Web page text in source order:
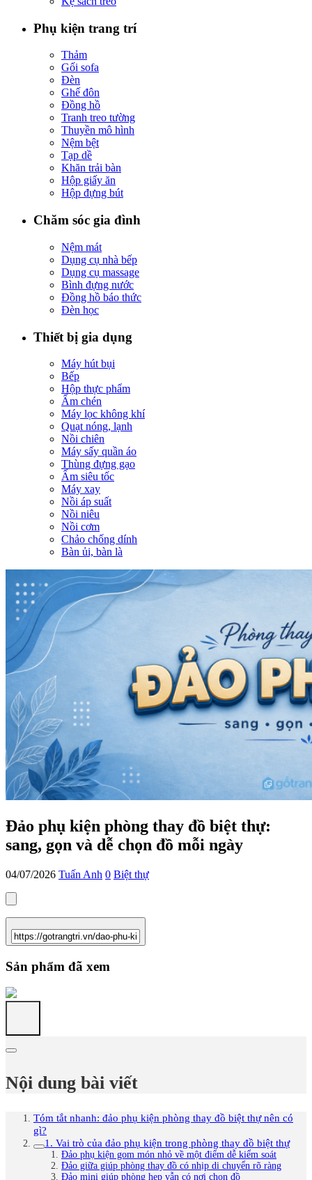
Phụ kiện trang trí
Thảm
Gối sofa
Đèn
Ghế đôn
Đồng hồ
Tranh treo tường
Thuyền mô hình
Nệm bệt
Tạp dề
Khăn trải bàn
Hộp giấy ăn
Hộp đựng bút
Chăm sóc gia đình
Nệm mát
Dụng cụ nhà bếp
Dụng cụ massage
Bình đựng nước
Đồng hồ báo thức
Đèn học
Thiết bị gia dụng
Máy hút bụi
Bếp
Hộp thực phẩm
Ấm chén
Máy lọc không khí
Quạt nóng, lạnh
Nồi chiên
Máy sấy quần áo
Thùng đựng gạo
Ấm siêu tốc
Máy xay
Nồi áp suất
Nồi niêu
Nồi cơm
Chảo chống dính
Bàn ủi, bàn là
Đảo phụ kiện phòng thay đồ biệt thự:
sang, gọn và dễ chọn đồ mỗi ngày
04/07/2026 Tuấn Anh 0 Biệt thự
Sản phẩm đã xem
Nội dung bài viết
Tóm tắt nhanh: đảo phụ kiện phòng thay đồ biệt thự nên có
gì?
1. Vai trò của đảo phụ kiện trong phòng thay đồ biệt thự
Đảo phụ kiện gom món nhỏ về một điểm dễ kiểm soát
Đảo giữa giúp phòng thay đồ có nhịp di chuyển rõ ràng
Đảo mini giúp phòng hẹp vẫn có nơi chọn đồ